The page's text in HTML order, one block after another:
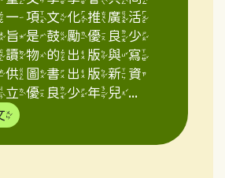
一項文化推廣活
旨是鼓勵優良少
讀物的出版與寫
供圖書出版新資
優良少年兒...